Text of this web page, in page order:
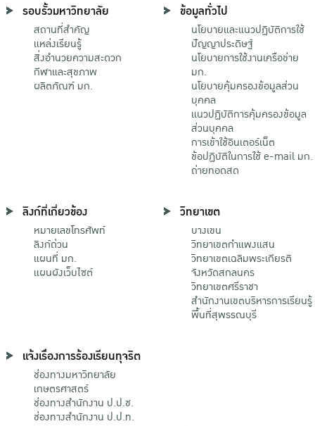
รอบรั้วมหาวิทยาลัย
สถานที่สำคัญ
แหล่งเรียนรู้
สิ่งอำนวยความสะดวก
กีฬาและสุขภาพ
ผลิตภัณฑ์ มก.
ข้อมูลทั่วไป
นโยบายและแนวปฏิบัติการใช้
ปัญญาประดิษฐ์
นโยบายการใช้งานเครือข่าย
มก.
นโยบายคุ้มครองข้อมูลส่วน
บุคคล
แนวปฏิบัติการคุ้มครองข้อมูล
ส่วนบุคคล
การเข้าใช้อินเตอร์เน็ต
ข้อปฏิบัติในการใช้ e-mail มก.
ถ่ายทอดสด
ลิงก์ที่เกี่ยวข้อง
หมายเลขโทรศัพท์
ลิงก์ด่วน
แผนที่ มก.
แผนผังเว็บไซต์
วิทยาเขต
บางเขน
วิทยาเขตกําแพงแสน
วิทยาเขตเฉลิมพระเกียรติ
จังหวัดสกลนคร
วิทยาเขตศรีราชา
สำนักงานเขตบริหารการเรียนรู้
พื้นที่สุพรรณบุรี
แจ้งเรื่องการร้องเรียนทุจริต
ช่องทางมหาวิทยาลัย
เกษตรศาสตร์
ช่องทางสำนักงาน ป.ป.ช.
ช่องทางสำนักงาน ป.ป.ท.